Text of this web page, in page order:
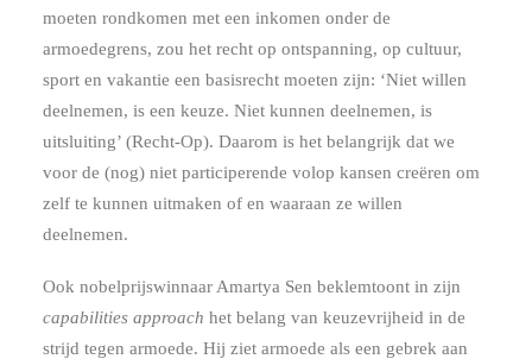
moeten rondkomen met een inkomen onder de
armoedegrens, zou het recht op ontspanning, op cultuur,
sport en vakantie een basisrecht moeten zijn: ‘Niet willen
deelnemen, is een keuze. Niet kunnen deelnemen, is
uitsluiting’ (Recht-Op). Daarom is het belangrijk dat we
voor de (nog) niet participerende volop kansen creëren om
zelf te kunnen uitmaken of en waaraan ze willen
deelnemen.
Ook nobelprijswinnaar Amartya Sen beklemtoont in zijn
capabilities approach het belang van keuzevrijheid in de
strijd tegen armoede. Hij ziet armoede als een gebrek aan